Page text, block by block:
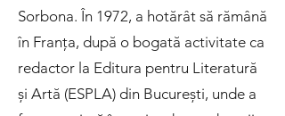
Sorbona. În 1972, a hotărât să rămână
în Franța, după o bogată activitate ca
redactor la Editura pentru Literatură
și Artă (ESPLA) din București, unde a